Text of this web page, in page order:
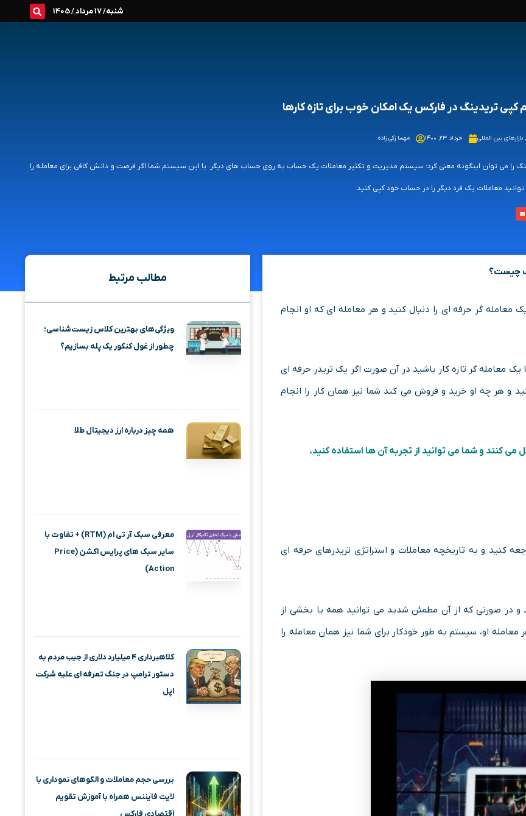
شنبه/ 17 مرداد / 1405
تریدینگ در فارکس یک امکان خوب برای تازه کارها
, بازارهای بین المللی خرداد ۲۳, ۱۴۰۰ مهسا زکی زاده
را می توان اینگونه معنی کرد: سیستم مدیریت و تکثیر معاملات یک حساب به روی حساب های دیگر. با این سیستم شما اگر فرصت و دانش کافی برای معامله را
توانید معاملات یک فرد دیگر را در حساب خود کپی کنید.
چیست؟
گر حرفه ای را دنبال کنید و هر معامله ای که او انجام
معامله گر تازه کار باشید در آن صورت اگر یک تریدر حرفه ای
و هر چه او خرید و فروش می کند شما نیز همان کار را انجام
کنند و شما می توانید از تجربه آن ها استفاده کنید.
کنید و به تاریخچه معاملات و استراتژی تریدرهای حرفه ای
در صورتی که از آن مطمئن شدید می توانید همه یا بخشی از
او، سیستم به طور خودکار برای شما نیز همان معامله را
مطالب مرتبط
ویژگی‌های بهترین کلاس زیست‌شناسی؛
چطور از غول کنکور یک پله بسازیم؟
همه چیز درباره ارز دیجیتال طلا
معرفی سبک آر تی ام (RTM) + تفاوت با
سایر سبک های پرایس اکشن (Price
Action)
کلاهبرداری ۴ میلیارد دلاری از جیب مردم به
دستور ترامپ در جنگ تعرفه ای علیه شرکت
اپل
بررسی حجم معاملات و الگوهای نموداری با
لایت فایننس همراه با آموزش تقویم
اقتصادی فارکس